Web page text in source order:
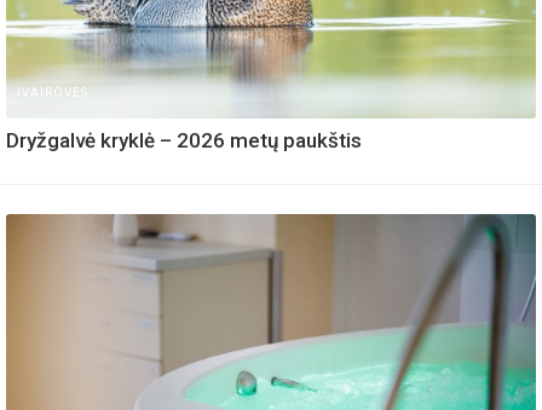
IVAIROVES
Dryžgalvė kryklė – 2026 metų paukštis